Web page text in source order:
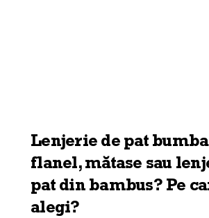
Lenjerie de pat
flanel, mătase sau
pat din bambus? Pe
alegi?